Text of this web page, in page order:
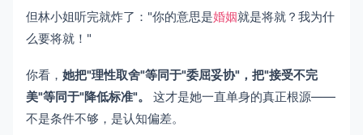
但林小姐听完就炸了："你的意思是婚姻就是将就？我为什
么要将就！"
你看， 她把"理性取舍"等同于"委屈妥协"，把"接受不完
美"等同于"降低标准"。
这才是她一直单身的真正根源——
不是条件不够，是认知偏差。